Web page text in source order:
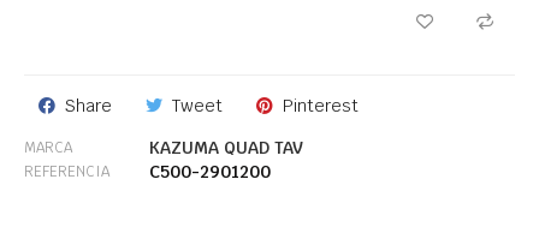
Share Tweet Pinterest
MARCA KAZUMA QUAD TAV
REFERENCIA C500-2901200